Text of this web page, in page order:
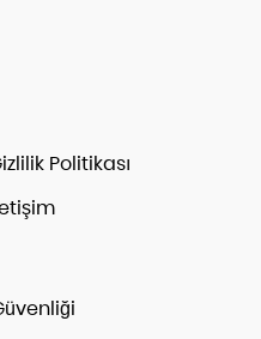
Politikası